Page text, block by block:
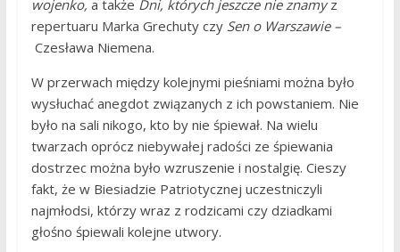
wojenko, a także Dni, których jeszcze nie znamyz
repertuaru Marka Grechuty czy Sen o Warszawie –
Czesława Niemena.
W przerwach między kolejnymi pieśniami można było
wysłuchać anegdot związanych z ich powstaniem. Nie
było na sali nikogo, kto by nie śpiewał. Na wielu
twarzach oprócz niebywałej radości ze śpiewania
dostrzec można było wzruszenie i nostalgię. Cieszy
fakt, że w Biesiadzie Patriotycznej uczestniczyli
najmłodsi, którzy wraz z rodzicami czy dziadkami
głośno śpiewali kolejne utwory.